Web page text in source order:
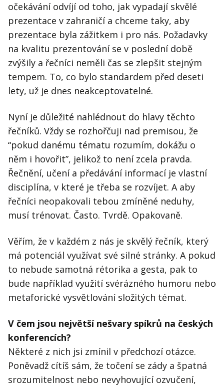
očekávání odvíjí od toho, jak vypadají skvělé
prezentace v zahraničí a chceme taky, aby
prezentace byla zážitkem i pro nás. Požadavky
na kvalitu prezentování se v poslední době
zvýšily a řečníci neměli čas se zlepšit stejným
tempem. To, co bylo standardem před deseti
lety, už je dnes neakceptovatelné.
Nyní je důležité nahlédnout do hlavy těchto
řečníků. Vždy se rozhořčuji nad premisou, že
“pokud danému tématu rozumím, dokážu o
něm i hovořit”, jelikož to není zcela pravda.
Řečnění, učení a předávání informací je vlastní
disciplína, v které je třeba se rozvíjet. A aby
řečníci neopakovali tebou zmíněné neduhy,
musí trénovat. Často. Tvrdě. Opakovaně.
Věřím, že v každém z nás je skvělý řečník, který
má potenciál využívat své silné stránky. A pokud
to nebude samotná rétorika a gesta, pak to
bude například využití svérázného humoru nebo
metaforické vysvětlování složitých témat.
V čem jsou největší nešvary spíkrů na českých
konferencích?
Některé z nich jsi zmínil v předchozí otázce.
Poněvadž cítíš sám, že točení se zády a špatná
srozumitelnost nebo nevyhovující ozvučení,